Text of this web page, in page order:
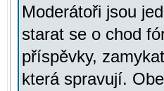
Moderátoři jsou
starat se o chod
příspěvky,
která spravují.